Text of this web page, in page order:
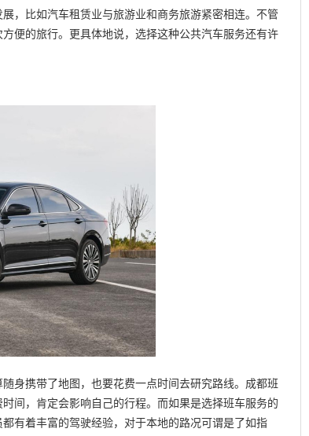
，比如汽车租赁业与旅游业和商务旅游紧密相连。不管
便的旅行。更具体地说，选择这种公共汽车服务还有许
身携带了地图，也要花费一点时间去研究路线。成都班
间，肯定会影响自己的行程。而如果是选择班车服务的
有着丰富的驾驶经验，对于本地的路况可谓是了如指